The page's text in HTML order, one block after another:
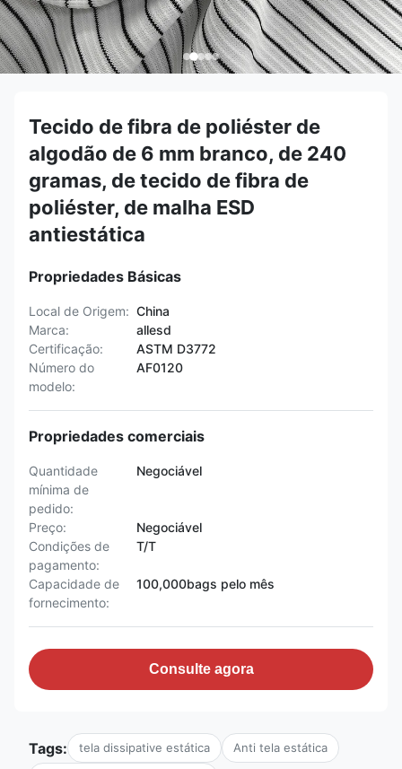
Tecido de fibra de poliéster de
algodão de 6 mm branco, de 240
gramas, de tecido de fibra de
poliéster, de malha ESD
antiestática
Propriedades Básicas
Local de Origem: China
Marca:
allesd
Certificação:
ASTM D3772
Número do
modelo:
AF0120
Propriedades comerciais
Quantidade
mínima de
pedido:
Negociável
Preço:
Negociável
Condições de
pagamento:
T/T
Capacidade de
fornecimento:
100,000bags pelo mês
Consulte agora
Tags: tela dissipative estática Anti tela estática